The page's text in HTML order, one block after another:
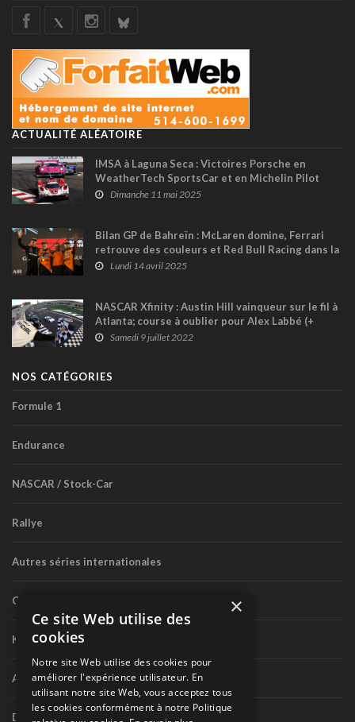
ACTUALITÉ ALÉATOIRE
IMSA à Laguna Seca : Victoires Porsche en
WeatherTech SportsCar et en Michelin Pilot
Challenge
Dimanche 11 mai 2025
Bilan GP de Bahreïn : McLaren domine, Ferrari
retrouve des couleurs et Red Bull Racing dans la
panade !
Lundi 14 avril 2025
NASCAR Xfinity : Austin Hill vainqueur sur le fil à
Atlanta; course à oublier pour Alex Labbé (+
vidéo)Samedi 9 juillet 2022
NOS CATÉGORIES
Formule 1
Endurance
NASCAR / Stock-Car
Rallye
Autres séries internationales
Circuit routier canadien
Karting
Autres séries nationales
Divers
×
Ce site Web utilise des
cookies
Notre site Web utilise des cookies pour
améliorer l'expérience utilisateur. En
utilisant notre site Web, vous acceptez tous
les cookies conformément à notre Politique